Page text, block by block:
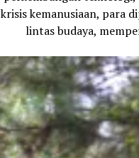
krisis kemanusiaan, para
lintas budaya,